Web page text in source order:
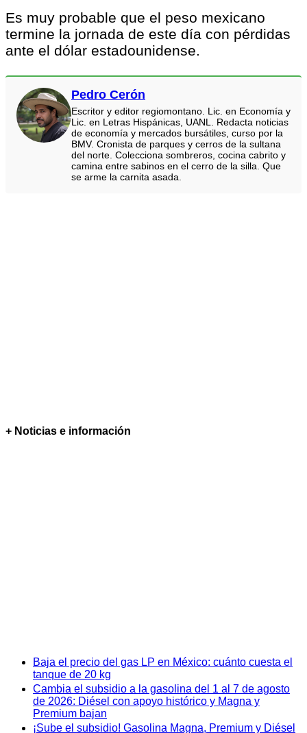
Es muy probable que el peso mexicano
termine la jornada de este día con pérdidas
ante el dólar estadounidense.
Pedro Cerón
Escritor y editor regiomontano. Lic. en Economía y
Lic. en Letras Hispánicas, UANL. Redacta noticias
de economía y mercados bursátiles, curso por la
BMV. Cronista de parques y cerros de la sultana
del norte. Colecciona sombreros, cocina cabrito y
camina entre sabinos en el cerro de la silla. Que
se arme la carnita asada.
+ Noticias e información
Baja el precio del gas LP en México: cuánto cuesta el
tanque de 20 kg
Cambia el subsidio a la gasolina del 1 al 7 de agosto
de 2026: Diésel con apoyo histórico y Magna y
Premium bajan
¡Sube el subsidio! Gasolina Magna, Premium y Diésel